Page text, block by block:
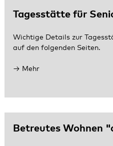
Tagesstätte für
Wichtige Details zur
auf den folgenden Seiten.
Mehr
Betreutes Wohnen